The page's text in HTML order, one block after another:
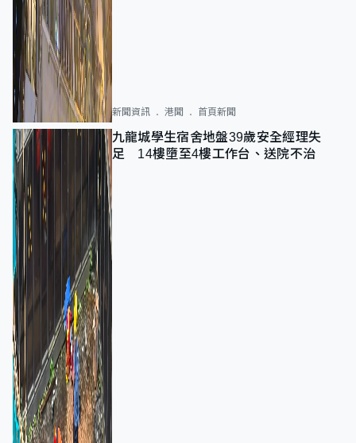
新聞資訊 港聞 首頁新聞
九龍城學生宿舍地盤39歲安全經理失
足 14樓墮至4樓工作台、送院不治